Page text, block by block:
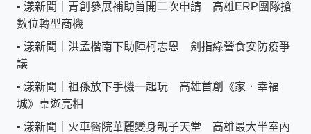
• 漾新聞｜青創參展補助首開二次申請 高雄ERP團隊搶
數位轉型商機
• 漾新聞｜洪孟楷南下助陣柯志恩 劍指綠營食安防疫爭
議
• 漾新聞｜祖孫放下手機一起玩 高雄首創《家．幸福
城》桌遊亮相
• 漾新聞｜火車醫院華麗變身親子天堂 高雄最大半室內